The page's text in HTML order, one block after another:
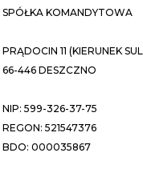
SPÓŁKA KOMANDYTOWA
PRĄDOCIN 11 (KIERUNEK
66-446 DESZCZNO
NIP: 599-326-37-75
REGON: 521547376
BDO: 000035867